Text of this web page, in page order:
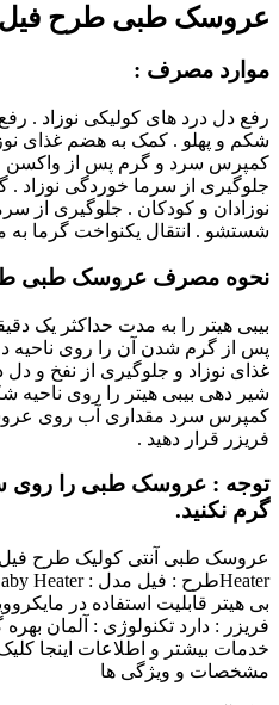
عروسک طبی طرح فیل
موارد مصرف :
رفع دل درد های کولیکی نوزاد .
شکم و پهلو . کمک به هضم غذای
کمپرس سرد و گرم پس از واکسن .
جلوگیری از سرما خوردگی نوزاد
نوزادان و کودکان . جلوگیری از
شستشو . انتقال یکنواخت گرما
نحوه مصرف عروسک طبی
بیبی هیتر را به مدت حداکثر یک
پس از گرم شدن آن را روی ناحیه
غذای نوزاد و جلوگیری از نفخ و دل
شیر دهی بیبی هیتر را روی ناحیه
کمپرس سرد مقداری آب روی
فریزر قرار دهید .
توجه : عروسک طبی را روی
گرم نکنید.
بی هیتر قابلیت استفاده در
فریزر : دارد تکنولوژی : آلمان
خدمات بیشتر و اطلاعات اینجا
مشخصات و ویژگی ها